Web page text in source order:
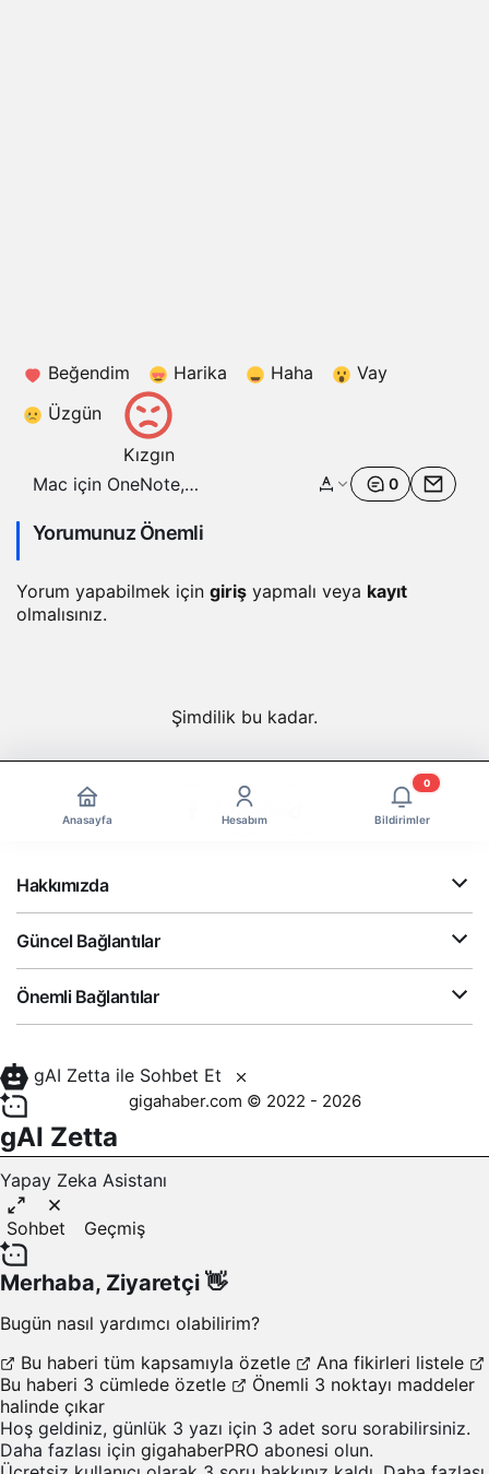
Beğendim Harika Haha
Vay
Üzgün
Kızgın
Mac için OneNote,
dikte özelliğine
0
Yorumunuz Önemli
Yorum yapabilmek için giriş yapmalı veya kayıt
olmalısınız.
Şimdilik bu kadar.
Anasayfa Hesabım Bildirimler
0
Hakkımızda
Güncel Bağlantılar
Önemli Bağlantılar
gigahaber.com © 2022 - 2026
gAI Zetta ile Sohbet Et
gAI Zetta
Yapay Zeka Asistanı
Sohbet Geçmiş
Merhaba, Ziyaretçi 👋
Bugün nasıl yardımcı olabilirim?
Bu haberi tüm kapsamıyla özetle
Ana fikirleri listele
Bu haberi 3 cümlede özetle
Önemli 3 noktayı maddeler
halinde çıkar
Hoş geldiniz, günlük 3 yazı için 3 adet soru sorabilirsiniz.
Daha fazlası için gigahaberPRO abonesi olun.